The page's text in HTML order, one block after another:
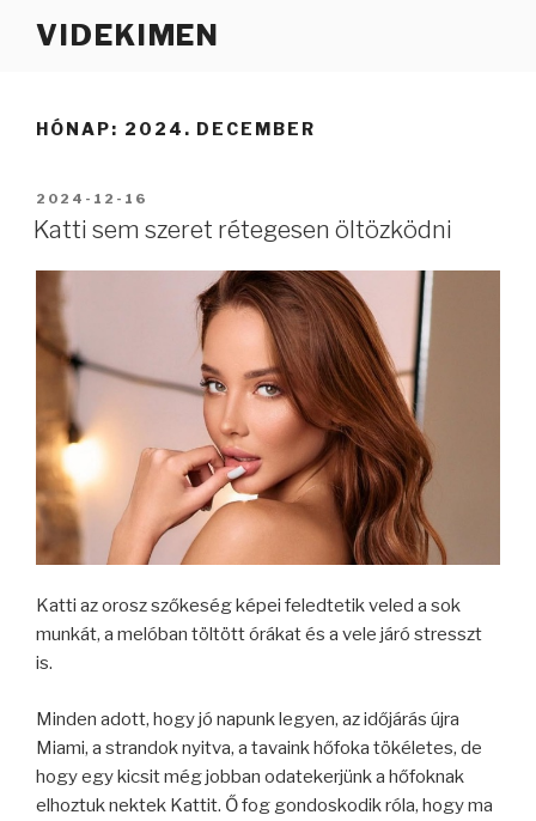
VIDEKIMEN
HÓNAP: 2024. DECEMBER
BEKÜLDVE:
2024-12-16
Katti sem szeret rétegesen öltözködni
Katti az orosz szőkeség képei feledtetik veled a sok
munkát, a melóban töltött órákat és a vele járó stresszt
is.
Minden adott, hogy jó napunk legyen, az időjárás újra
Miami, a strandok nyitva, a tavaink hőfoka tökéletes, de
hogy egy kicsit még jobban odatekerjünk a hőfoknak
elhoztuk nektek Kattit. Ő fog gondoskodik róla, hogy ma